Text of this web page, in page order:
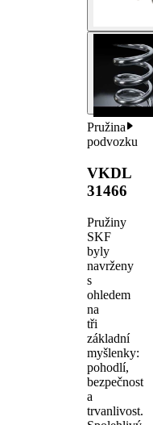
Pružina
podvozku
VKDL
31466
Pružiny
SKF
byly
navrženy
s
ohledem
na
tři
základní
myšlenky:
pohodlí,
bezpečnost
a
trvanlivost.